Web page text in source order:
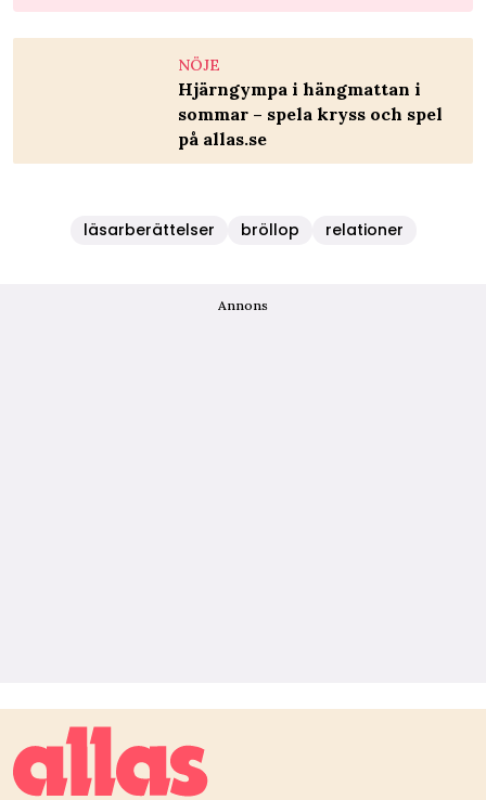
NÖJE
Hjärngympa i hängmattan i
sommar – spela kryss och spel
på allas.se
läsarberättelser bröllop relationer
Annons